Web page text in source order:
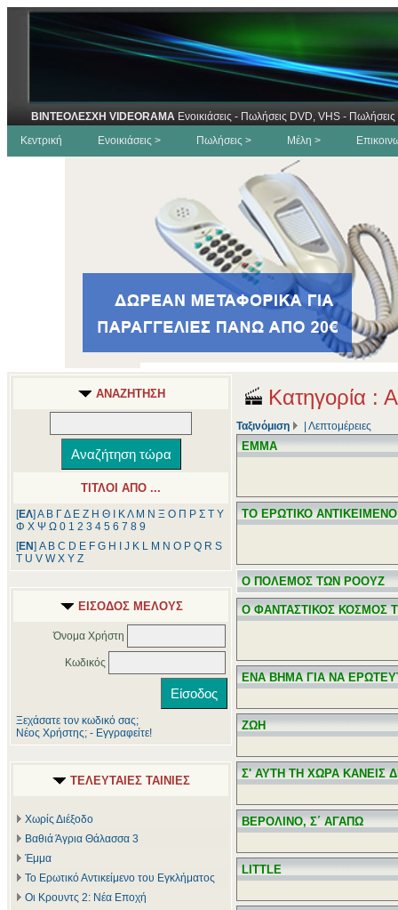
ΒΙΝΤΕΟΛΕΣΧΗ VIDEORAMA Ενοικιάσεις - Πωλήσεις DVD, VHS -
Κεντρική
Ενοικιάσεις > Πωλήσεις > Μέλη >
ΑΝΑΖΗΤΗΣΗ
ΤΙΤΛΟΙ ΑΠΟ ...
[ΕΛ] Α Β ΓΔ Ε Ζ Η Θ ΚΛ Μ Ν Ξ Ο Π Ρ Σ Τ Υ
Φ Χ Ψ Ω 0 1 2 3 4 5 6 7 8 9
[ΕΝ] A B C D E F G H J K L M N O P Q R S
T U V W X Y Z
ΕΙΣΟΔΟΣ ΜΕΛΟΥΣ
Όνομα Χρήστη
Κωδικός
Ξεχάσατε τον κωδικό σας;
Νέος Χρήστης; - Εγγραφείτε!
ΤΕΛΕΥΤΑΙΕΣ ΤΑΙΝΙΕΣ
Χωρίς Διέξοδο
Βαθιά Άγρια Θάλασσα 3
Έμμα
Το Ερωτικό Αντικείμενο του Εγκλήματος
Οι Κρουντς 2: Νέα Εποχή
Κατηγορία :
Ταξινόμιση Λεπτομέρειες
ΕΜΜΑ
ΤΟ ΕΡΩΤΙΚΟ
Ο ΠΟΛΕΜΟΣ ΤΩΝ ΡΟΟΥΖ
Ο ΦΑΝΤΑΣΤΙΚΟΣ ΚΟΣΜΟΣ
ΕΝΑ ΒΗΜΑ ΓΙΑ ΝΑ
ΖΩΗ
Σ' ΑΥΤΗ ΤΗ ΧΩΡΑ ΚΑΝΕΙΣ
ΒΕΡΟΛΙΝΟ, Σ΄ ΑΓΑΠΩ
LITTLE